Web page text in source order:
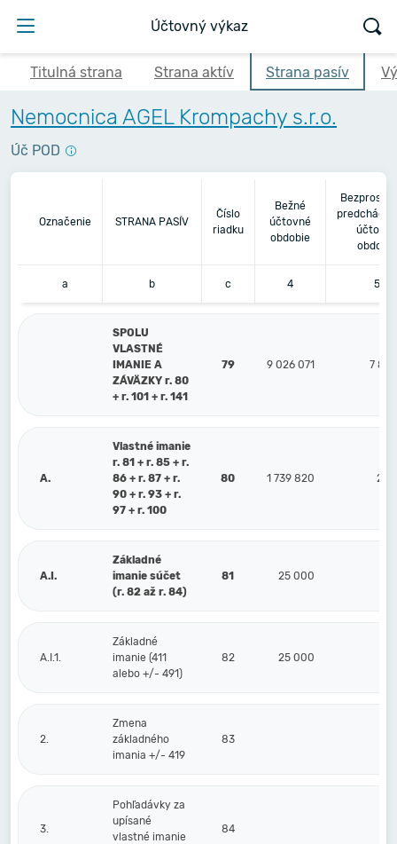
Účtovný výkaz
Titulná strana Strana aktív Strana pasív
Nemocnica AGEL Krompachy s.r.o.
Úč POD
Označenie STRANA PASÍV
Číslo
riadku
Bežné
účtovné
obdobie
účtovné
obdobie
a b c 4 5
SPOLU
VLASTNÉ
IMANIE A
ZÁVÄZKY r. 80
+ r. 101 + r. 141
79 9 026 071 7
A.
Vlastné imanie
r. 81 + r. 85 + r.
86 + r. 87 + r.
90 + r. 93 + r.
97 + r. 100
80 1 739 820
A.I.
Základné
imanie súčet
(r. 82 až r. 84)
81 25 000
A.I.1.
Základné
imanie (411
alebo +/- 491)
82 25 000
2.
Zmena
základného
imania +/- 419
83
3.
Pohľadávky za
upísané
vlastné imanie
84